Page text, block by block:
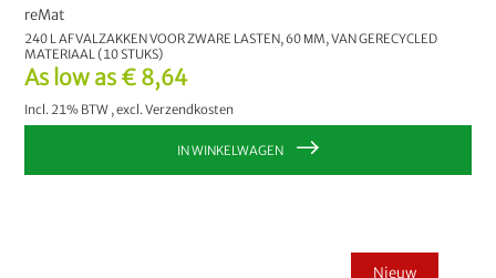
As low as € 8,64
Incl. 21% BTW ,excl.Verzendkosten
reMat
240 L AFVALZAKKEN VOOR ZWARE LASTEN, 60 ΜM, VAN GERECYCLED
MATERIAAL (10 STUKS)
IN WINKELWAGEN
Nieuw